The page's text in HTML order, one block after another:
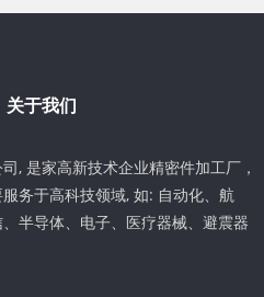
关于我们
, 是家高新技术企业精密件加工厂，
务于高科技领域, 如: 自动化、航
半导体、电子、医疗器械、避震器